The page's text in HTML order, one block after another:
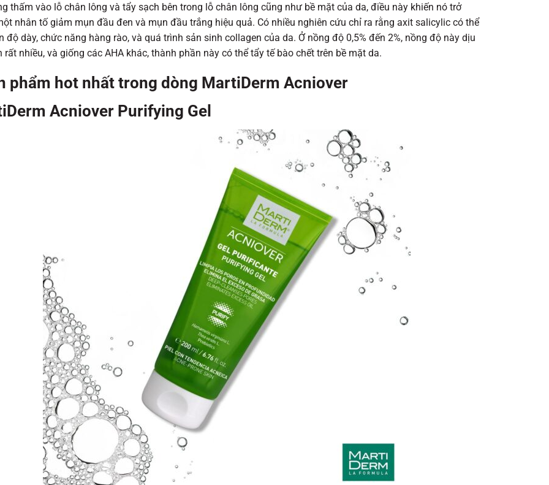
thấm vào lỗ chân lông và tẩy sạch bên trong lỗ chân lông cũng như bề mặt của da, điều này khiến nó trở
nhân tố giảm mụn đầu đen và mụn đầu trắng hiệu quả. Có nhiều nghiên cứu chỉ ra rằng axit salicylic có thể
độ dày, chức năng hàng rào, và quá trình sản sinh collagen của da. Ở nồng độ 0,5% đến 2%, nồng độ này dịu
rất nhiều, và giống các AHA khác, thành phần này có thể tẩy tế bào chết trên bề mặt da.
phẩm hot nhất trong dòng MartiDerm Acniover
Acniover Purifying Gel